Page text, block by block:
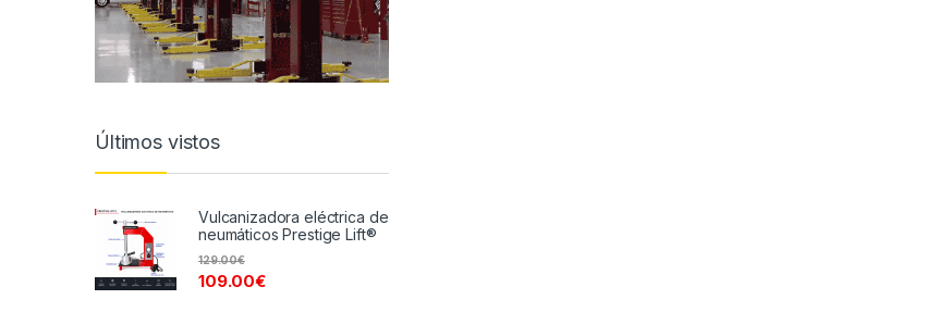
Últimos vistos
Vulcanizadora eléctrica de
neumáticos Prestige Lift®
109.00€
129.00€